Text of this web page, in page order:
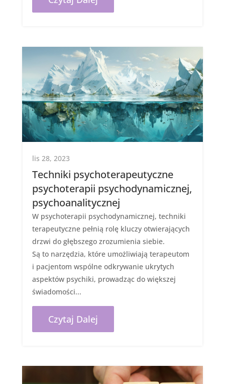
Techniki psychoterapeutyczne
psychoterapii psychodynamicznej,
psychoanalitycznej
lis 28, 2023
W psychoterapii psychodynamicznej, techniki
terapeutyczne pełnią rolę kluczy otwierających
drzwi do głębszego zrozumienia siebie.
Są to narzędzia, które umożliwiają terapeutom
i pacjentom wspólne odkrywanie ukrytych
aspektów psychiki, prowadząc do większej
świadomości...
Czytaj Dalej